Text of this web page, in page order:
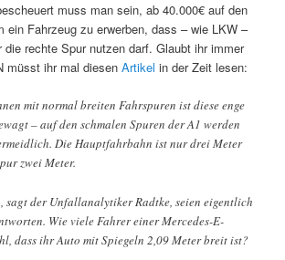
muss man sein, ab 40.000€ auf den
ein Fahrzeug zu erwerben, dass – wie LKW –
die rechte Spur nutzen darf. Glaubt ihr immer
müsst ihr mal diesenArtikel in der Zeit lesen:
mit normal breiten Fahrspuren ist diese enge
– auf den schmalen Spuren der A1 werden
Die Hauptfahrbahn ist nur drei Meter
zwei Meter.
sagt der Unfallanalytiker Radtke, seien eigentlich
Wie viele Fahrer einer Mercedes-E-
dass ihr Auto mit Spiegeln 2,09 Meter breit ist?